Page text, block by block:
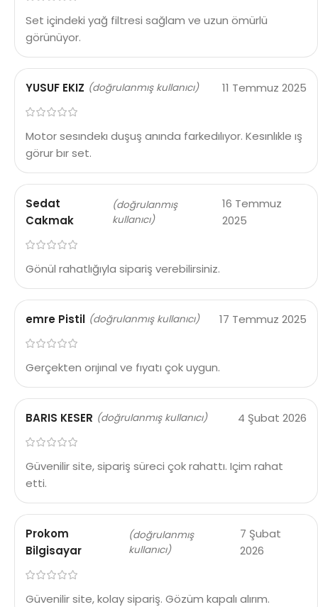
Set içindeki yağ filtresi sağlam ve uzun ömürlü
görünüyor.
YUSUF EKIZ (doğrulanmış kullanıcı) 11 Temmuz 2025
Motor sesındekı duşuş anında farkedılıyor. Kesınlıkle ış
görur bır set.
Sedat
Cakmak
(doğrulanmış
kullanıcı)
16 Temmuz
2025
Gönül rahatlığıyla sipariş verebilirsiniz.
emre Pistil (doğrulanmış kullanıcı) 17 Temmuz 2025
Gerçekten orıjınal ve fıyatı çok uygun.
BARIS KESER (doğrulanmış kullanıcı) 4 Şubat 2026
Güvenilir site, sipariş süreci çok rahattı. Içim rahat
etti.
Prokom
Bilgisayar
(doğrulanmış
kullanıcı)
7 Şubat
2026
Güvenilir site, kolay sipariş. Gözüm kapalı alırım.